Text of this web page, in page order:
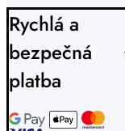
Rychlá a
bezpečná
platba